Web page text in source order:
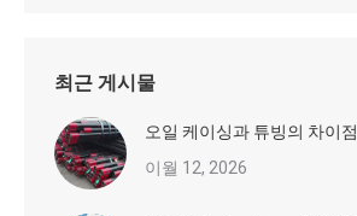
최근 게시물
오일 케이싱과 튜빙의 차이점
이월 12, 2026